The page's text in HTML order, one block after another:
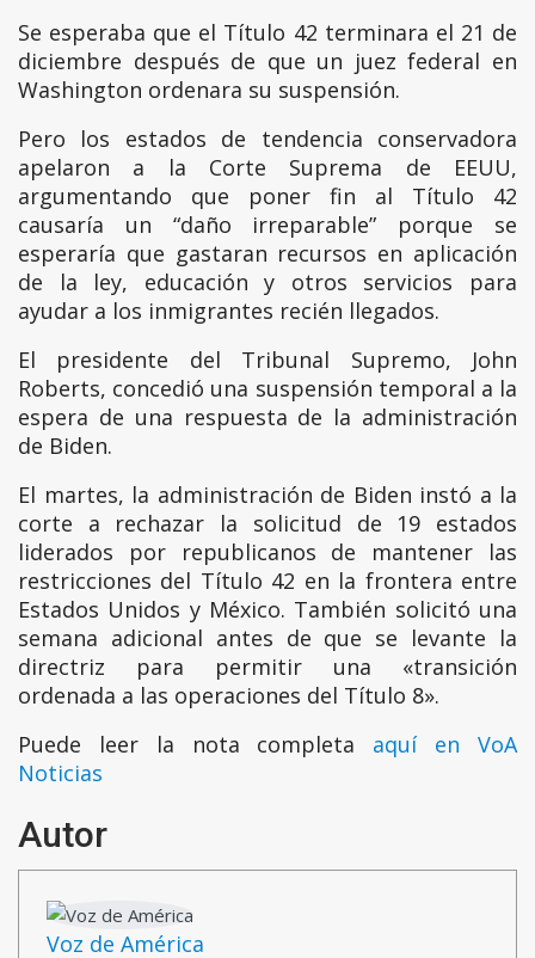
Se esperaba que el Título 42 terminara el 21 de
diciembre después de que un juez federal en
Washington ordenara su suspensión.
Pero los estados de tendencia conservadora
apelaron a la Corte Suprema de EEUU,
argumentando que poner fin al Título 42
causaría un “daño irreparable” porque se
esperaría que gastaran recursos en aplicación
de la ley, educación y otros servicios para
ayudar a los inmigrantes recién llegados.
El presidente del Tribunal Supremo, John
Roberts, concedió una suspensión temporal a la
espera de una respuesta de la administración
de Biden.
El martes, la administración de Biden instó a la
corte a rechazar la solicitud de 19 estados
liderados por republicanos de mantener las
restricciones del Título 42 en la frontera entre
Estados Unidos y México. También solicitó una
semana adicional antes de que se levante la
directriz para permitir una «transición
ordenada a las operaciones del Título 8».
Puede leer la nota completa aquí en VoA
Noticias
Autor
Voz de América